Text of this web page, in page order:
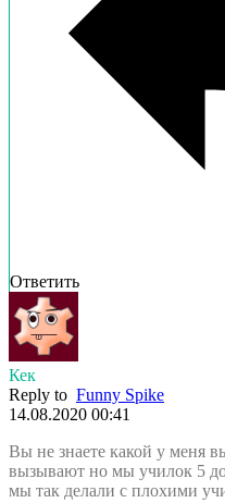
Ответить
Кек
Reply to Funny Spike
14.08.2020 00:41
Вы не знаете какой у меня
вызывают но мы училок 5
мы так делали с плохими